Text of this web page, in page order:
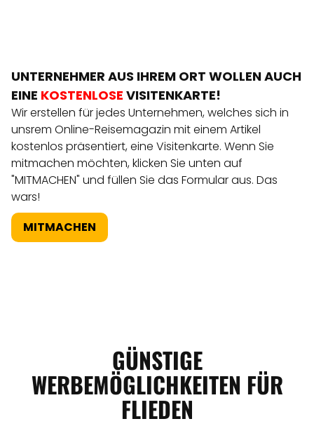
UNTERNEHMER AUS IHREM ORT WOLLEN AUCH
EINE KOSTENLOSE VISITENKARTE!
Wir erstellen für jedes Unternehmen, welches sich in
unsrem Online-Reisemagazin mit einem Artikel
kostenlos präsentiert, eine Visitenkarte. Wenn Sie
mitmachen möchten, klicken Sie unten auf
"MITMACHEN" und füllen Sie das Formular aus. Das
wars!
MITMACHEN
GÜNSTIGE
WERBEMÖGLICHKEITEN FÜR
FLIEDEN